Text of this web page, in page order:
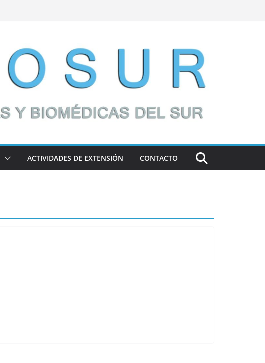
ACTIVIDADES DE EXTENSIÓN CONTACTO